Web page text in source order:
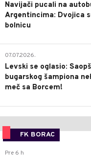
Navijači pucali na
Argentincima: Dvojica
bolnicu
07.07.2026.
Levski se oglasio:
bugarskog šampiona
meč sa Borcem!
FK BORAC
Pre 6 h